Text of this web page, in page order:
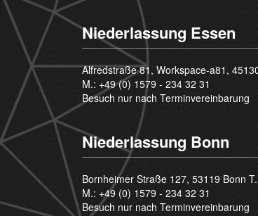
Niederlassung Essen
Alfredstraße 81, Workspace-a81,
M.: +49 (0) 1579 - 234 32 31
Besuch nur nach Terminvereinbarung
Niederlassung Bonn
Bornheimer Straße 127, 53119 Bonn
M.: +49 (0) 1579 - 234 32 31
Besuch nur nach Terminvereinbarung